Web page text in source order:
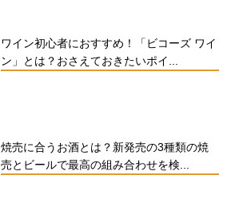
ワイン初心者におすすめ！「ビコーズ ワイ
ン」とは？おさえておきたいポイ...
焼売に合うお酒とは？新発売の3種類の焼
売とビールで最高の組み合わせを検...